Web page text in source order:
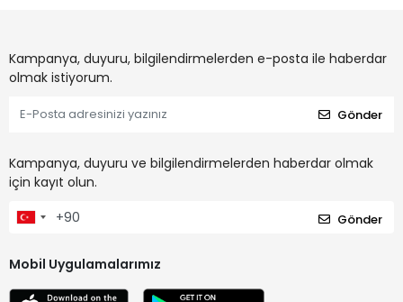
Kampanya, duyuru, bilgilendirmelerden e-posta ile haberdar
olmak istiyorum.
Gönder
Kampanya, duyuru ve bilgilendirmelerden haberdar olmak
için kayıt olun.
Gönder
Mobil Uygulamalarımız